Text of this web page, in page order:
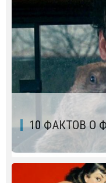
10 ФАКТОВ О